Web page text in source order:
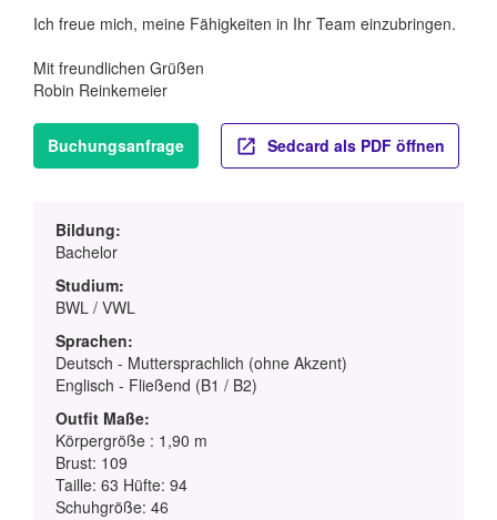
Ich freue mich, meine Fähigkeiten in Ihr Team einzubringen.
Mit freundlichen Grüßen
Robin Reinkemeier
Buchungsanfrage Sedcard als PDF öffnen
Bildung:
Bachelor
Studium:
BWL / VWL
Sprachen:
Deutsch - Muttersprachlich (ohne Akzent)
Englisch - Fließend (B1 / B2)
Outfit Maße:
Körpergröße : 1,90 m
Brust: 109
Taille: 63 Hüfte: 94
Schuhgröße: 46